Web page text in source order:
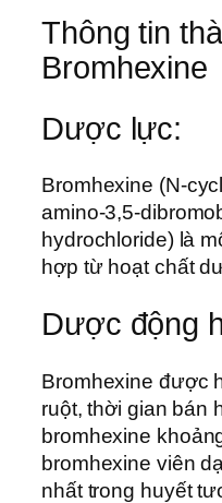
Thông tin
Bromhexine
Dược lực:
Bromhexine (N-
amino-3,5-
hydrochloride) là
hợp từ hoạt chất
Dược động
Bromhexine được
ruột, thời gian bán
bromhexine
bromhexine viên
nhất trong huyết